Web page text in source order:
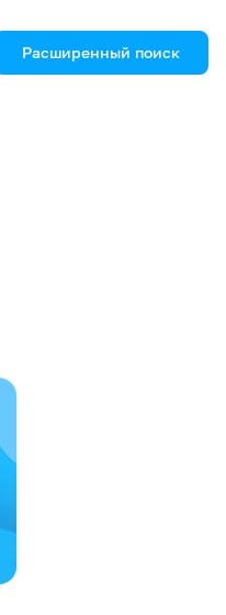
Расширенный поиск